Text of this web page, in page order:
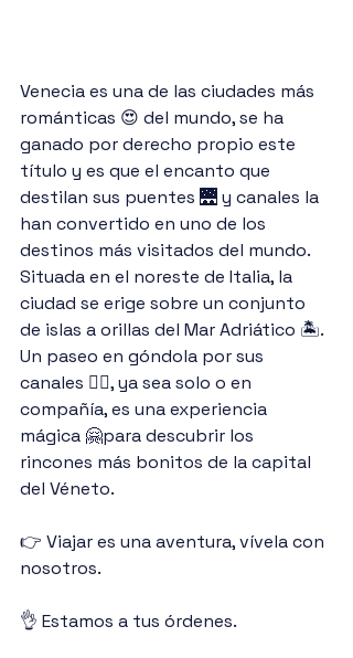
Venecia es una de las ciudades más
románticas 😍 del mundo, se ha
ganado por derecho propio este
título y es que el encanto que
destilan sus puentes 🌉 y canales la
han convertido en uno de los
destinos más visitados del mundo.
Situada en el noreste de Italia, la
ciudad se erige sobre un conjunto
de islas a orillas del Mar Adriático 🏝️.
Un paseo en góndola por sus
canales 🚣‍♂️, ya sea solo o en
compañía, es una experiencia
mágica 🤗para descubrir los
rincones más bonitos de la capital
del Véneto.
👉 Viajar es una aventura, vívela con
nosotros.
👌 Estamos a tus órdenes.